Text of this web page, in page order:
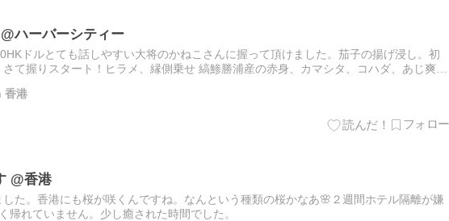
ハーバーシティー
ドルとても話しやすい大将のかねこさんに握って頂けました。茄子の揚げ浸し。初
て握りスタート！ヒラメ、縁側乗せ 縞鯵勝浦産の赤身、カマシタ、コハダ、あじ爽や
香港
@香港
た。香港にも桜が咲くんですね。なんという種類の桜かなあ🌸２週間ホテル隔離が嫌
帰れていません。少し癒された時間でした。